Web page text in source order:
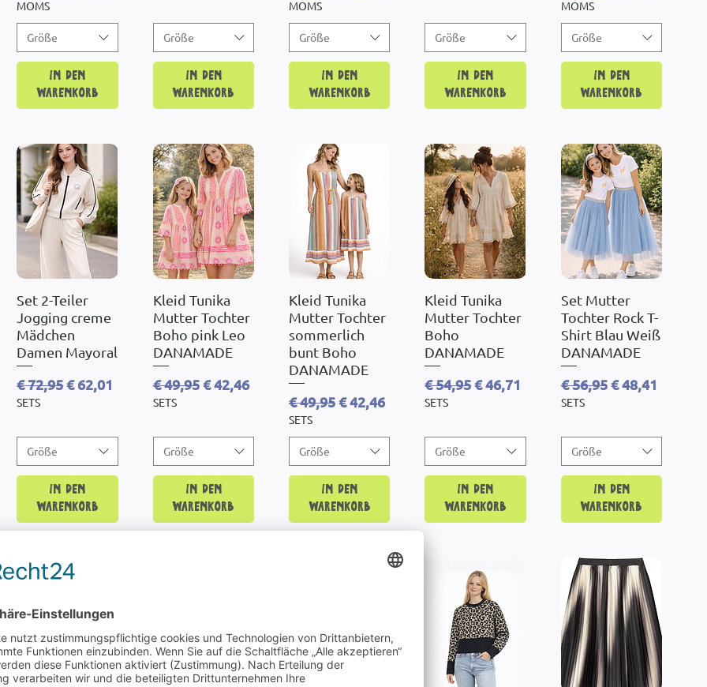
MOMS
Größe
In den
Warenkorb
Größe
In den
Warenkorb
MOMS
Größe
In den
Warenkorb
Größe
In den
Warenkorb
MOMS
Größe
In den
Warenkorb
Schnellansicht
Set 2-Teiler
Jogging creme
Mädchen
Damen Mayoral
Standardpreis
€ 72,95Sale-Preis
€ 62,01
SETS
Größe
In den
Warenkorb
Schnellansicht
Kleid Tunika
Mutter Tochter
Boho pink Leo
DANAMADE
Standardpreis
€ 49,95Sale-Preis
€ 42,46
SETS
Größe
In den
Warenkorb
Schnellansicht
Kleid Tunika
Mutter Tochter
sommerlich
bunt Boho
DANAMADE
Standardpreis
€ 49,95Sale-Preis
€ 42,46
SETS
Größe
In den
Warenkorb
Schnellansicht
Kleid Tunika
Mutter Tochter
Boho
DANAMADE
Standardpreis
€ 54,95Sale-Preis
€ 46,71
SETS
Größe
In den
Warenkorb
Schnellansicht
Set Mutter
Tochter Rock T-
Shirt Blau Weiß
DANAMADE
Standardpreis
€ 56,95Sale-Preis
€ 48,41
SETS
Größe
In den
Warenkorb